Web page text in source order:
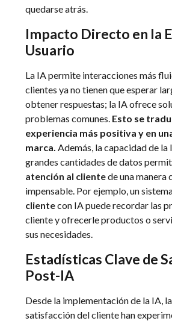
quedarse atrás.
Impacto Directo en la
Usuario
La IA permite interacciones más
clientes ya no tienen que esperar
obtener respuestas; la IA ofrece
problemas comunes. Esto se
experiencia más positiva y en
marca. Además, la capacidad de la
grandes cantidades de datos
atención al clientede una manera
impensable. Por ejemplo, un
clientecon IA puede recordar las
cliente y ofrecerle productos o
sus necesidades.
Estadísticas Clave de
Post-IA
Desde la implementación de la IA,
satisfacción del cliente han